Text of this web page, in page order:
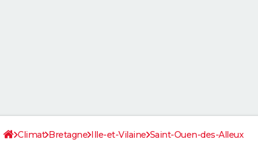
Climat Bretagne Ille-et-Vilaine Saint-Ouen-des-Alleux